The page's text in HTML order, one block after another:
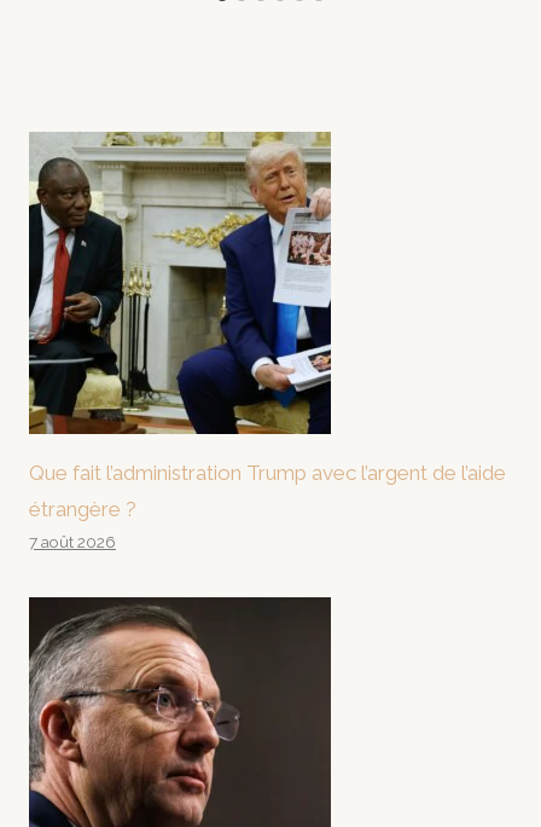
Que fait l’administration Trump avec l’argent de l’aide
étrangère ?
7 août 2026